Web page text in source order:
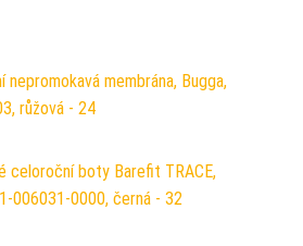
nepromokavá membrána, Bugga,
růžová - 24
celoroční boty Barefit TRACE,
006031-0000, černá - 32